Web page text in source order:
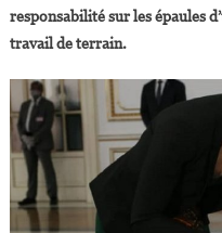
responsabilité sur les épaules
travail de terrain.